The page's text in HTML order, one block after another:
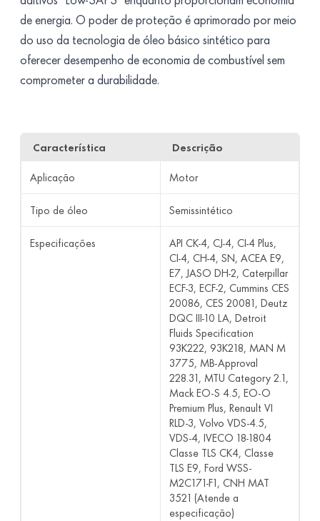
de energia. O poder de proteção é aprimorado por meio
do uso da tecnologia de óleo básico sintético para
oferecer desempenho de economia de combustível sem
comprometer a durabilidade.
Característica Descrição
Aplicação Motor
Tipo de óleo Semissintético
Especificações
API CK-4, CJ-4, CI-4 Plus,
CI-4, CH-4, SN, ACEA E9,
E7, JASO DH-2, Caterpillar
ECF-3, ECF-2, Cummins CES
20086, CES 20081, Deutz
DQC III-10 LA, Detroit
Fluids Specification
93K222, 93K218, MAN M
3775, MB-Approval
228.31, MTU Category 2.1,
Mack EO-S 4.5, EO-O
Premium Plus, Renault VI
RLD-3, Volvo VDS-4.5,
VDS-4, IVECO 18-1804
Classe TLS CK4, Classe
TLS E9, Ford WSS-
M2C171-F1, CNH MAT
3521 (Atende a
especificação)